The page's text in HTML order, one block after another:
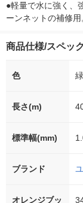
●軽量で水に強く、
ーンネットの補修用
商品仕様/スペック
色 緑
長さ(m)
標準幅(mm)
ブランド
オレンジブッ